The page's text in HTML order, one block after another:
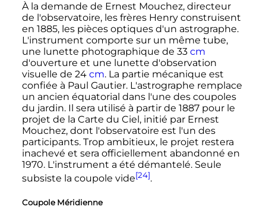
À la demande de Ernest Mouchez, directeur
de l'observatoire, les frères Henry construisent
en 1885, les pièces optiques d'un astrographe.
L'instrument comporte sur un même tube,
une lunette photographique de 33 cm
d'ouverture et une lunette d'observation
visuelle de 24 cm. La partie mécanique est
confiée à Paul Gautier. L'astrographe remplace
un ancien équatorial dans l'une des coupoles
du jardin. Il sera utilisé à partir de 1887 pour le
projet de la Carte du Ciel, initié par Ernest
Mouchez, dont l'observatoire est l'un des
participants. Trop ambitieux, le projet restera
inachevé et sera officiellement abandonné en
1970. L'instrument a été démantelé. Seule
subsiste la coupole vide[24].
Coupole Méridienne